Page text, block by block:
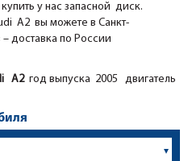
у нас запасной диск.
A2 вы можете в Санкт-
доставка по России
A2год выпуска 2005 двигатель